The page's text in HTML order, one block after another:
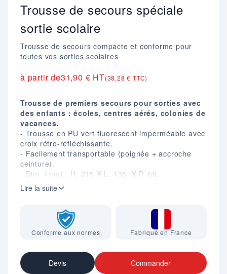
Trousse de secours spéciale
sortie scolaire
Trousse de secours compacte et conforme pour
toutes vos sorties scolaires
à partir de31,90 € HT(38,28 € TTC)
Trousse de premiers secours pour sorties avec
des enfants : écoles, centres aérés, colonies de
vacances.
- Trousse en PU vert fluorescent imperméable avec
croix rétro-réfléchissante.
- Facilement transportable (poignée + accroche
ceinture).
- Dim. (mm) : H. 215 X L. 135 X P. 60.
- Poids : 380 gr.
Pour rappel obligation pour toutes les sorties
établissements doivent avoir constitué une trousse
de premiers secours qu'il convient d'emporter en
cas de déplacement à l'extérieur [...] (Bulletin
6 janvier 2000).
Composition :
Lire la suite
Conforme aux normes Fabriqué en France
Devis Commander